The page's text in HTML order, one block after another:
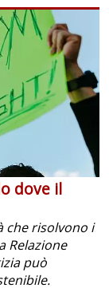
dove il
che risolvono i
Relazione
può